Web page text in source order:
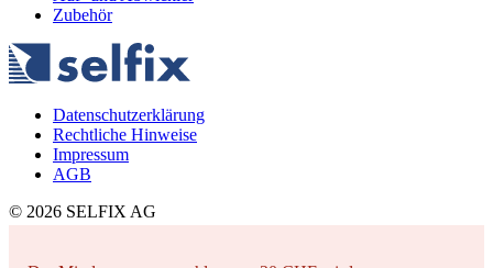
Zubehör
Datenschutzerklärung
Rechtliche Hinweise
Impressum
AGB
© 2026 SELFIX AG